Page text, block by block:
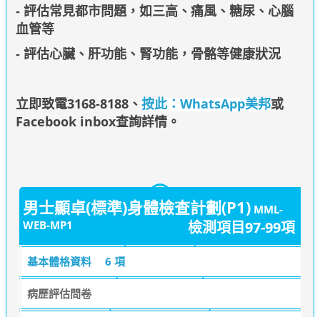
- 評估常見都市問題，如三高、痛風、糖尿、心腦
血管等
- 評估心臟、肝功能、腎功能，骨骼等健康狀況
立即致電3168-8188、 按此：WhatsApp美邦或
Facebook inbox查詢詳情。
男士顯卓(標準)身體檢查計劃(P1) MML-
WEB-MP1
檢測項目97-99項
基本體格資料 6 項
病歷評估問卷